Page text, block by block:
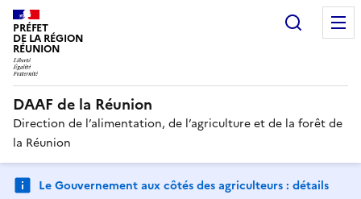
PRÉFET
DE LA RÉGION
RÉUNION
DAAF de la Réunion
Direction de l’alimentation, de l’agriculture et de la forêt de
la Réunion
Le Gouvernement aux côtés des agriculteurs : détails